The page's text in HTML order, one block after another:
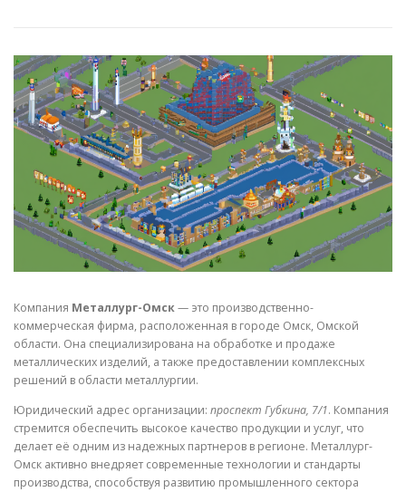
СВОЙСТВА МЕТАЛЛОВ СОРТА МЕТАЛЛОВ
СТАТЬИ
Компания Металлург-Омск— это производственно-
коммерческая фирма, расположенная в городе Омск, Омской
области. Она специализирована на обработке и продаже
металлических изделий, а также предоставлении комплексных
решений в области металлургии.
Юридический адрес организации: проспект Губкина, 7/1. Компания
стремится обеспечить высокое качество продукции и услуг, что
делает её одним из надежных партнеров в регионе. Металлург-
Омск активно внедряет современные технологии и стандарты
производства, способствуя развитию промышленного сектора